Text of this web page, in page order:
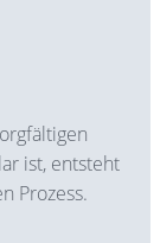
ist, entsteht
Prozess.